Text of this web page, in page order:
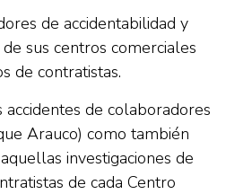
de accidentabilidad y
sus centros comerciales
de contratistas.
accidentes de colaboradores
Arauco) como también
investigaciones de
de cada Centro